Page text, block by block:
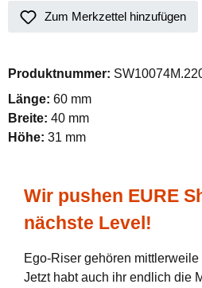
Zum Merkzettel hinzufügen
Produktnummer:
Länge: 60 mm
Breite: 40 mm
Höhe: 31 mm
Wir pushen EURE
nächste Level!
Ego-Riser gehören
Jetzt habt auch ihr endlich die